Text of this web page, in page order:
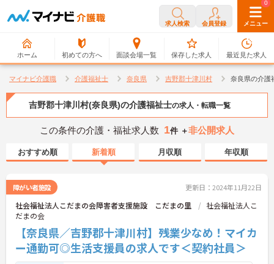
求人検索 会員登録 メニュー
ホーム 初めての方へ 面談会場一覧
0
保存した求人
0
最近見た求人
マイナビ介護職 介護福祉士 奈良県 吉野郡十津川村 奈良県の介護
吉野郡十津川村(奈良県)の介護福祉士の求人・転職一覧
この条件の介護・福祉求人数 1件 ＋非公開求人
おすすめ順 新着順 月収順 年収順
障がい者施設 更新日：2024年11月22日
社会福祉法人こだまの会障害者支援施設 こだまの里
社会福祉法人こ
だまの会
【奈良県／吉野郡十津川村】残業少なめ！マイカ
ー通勤可◎生活支援員の求人です＜契約社員＞